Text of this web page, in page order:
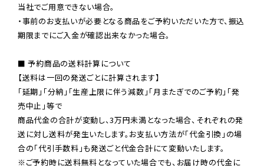
当社でご用意できない場合。
・事前のお支払いが必要となる商品をご予約いただいた方で、振込
期限までにご入金が確認出来なかった場合。
■ 予約商品の送料計算について
【送料は一回の発送ごとに計算されます】
「延期」「分納」「生産上限に伴う減数」「月またぎでのご予約」「発
売中止」等で
商品代金の合計が変動し、3万円未満となった場合、それぞれの発
送に対し送料が発生いたします。お支払い方法が「代金引換」の場
※ご予約時に送料無料となっていた場合でも、お届け時の代金に